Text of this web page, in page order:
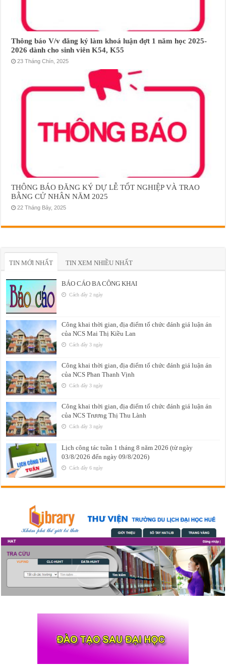
Thông báo V/v đăng ký làm khoá luận đợt 1 năm học 2025-
2026 dành cho sinh viên K54, K55
23 Tháng Chín, 2025
THÔNG BÁO ĐĂNG KÝ DỰ LỄ TỐT NGHIỆP VÀ TRAO
BẰNG CỬ NHÂN NĂM 2025
22 Tháng Bảy, 2025
TIN MỚI NHẤT TIN XEM NHIỀU NHẤT
BÁO CÁO BA CÔNG KHAI
Cách đây 2 ngày
Công khai thời gian, địa điểm tổ chức đánh giá luận án
của NCS Mai Thị Kiều Lan
Cách đây 3 ngày
Công khai thời gian, địa điểm tổ chức đánh giá luận án
của NCS Phan Thanh Vịnh
Cách đây 3 ngày
Công khai thời gian, địa điểm tổ chức đánh giá luận án
của NCS Trương Thị Thu Lành
Cách đây 3 ngày
Lịch công tác tuần 1 tháng 8 năm 2026 (từ ngày
03/8/2026 đến ngày 09/8/2026)
Cách đây 6 ngày